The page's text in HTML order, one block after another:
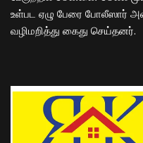
உள்பட ஏழு பேரை
வழிமறித்து கைது செய்தனர்.